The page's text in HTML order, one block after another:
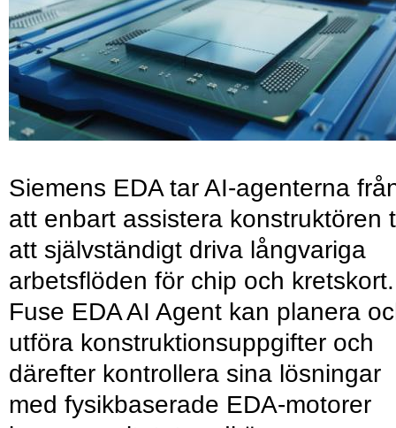
Siemens EDA tar AI-agenterna
att enbart assistera konstruktören
att självständigt driva långvariga
arbetsflöden för chip och kretskort.
Fuse EDA AI Agent kan planera
utföra konstruktionsuppgifter och
därefter kontrollera sina lösningar
med fysikbaserade EDA-motorer